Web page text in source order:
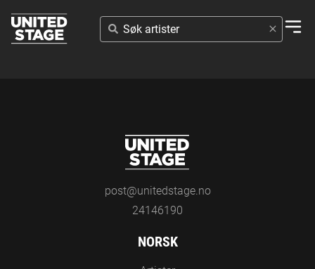
SØK
ARTISTER
post@unitedstage.no
24146190
NORSK